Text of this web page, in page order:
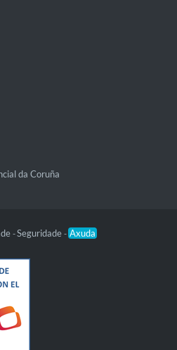
da Coruña
-Seguridade - Axuda